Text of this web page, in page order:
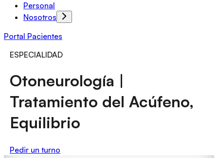
Personal
Nosotros
Portal Pacientes
ESPECIALIDAD
Otoneurología |
Tratamiento del Acúfeno,
Equilibrio
Pedir un turno